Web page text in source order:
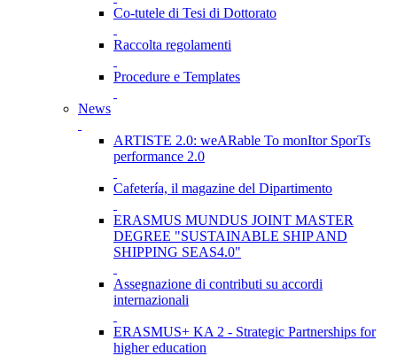
Co-tutele di Tesi di Dottorato
Raccolta regolamenti
Procedure e Templates
News
ARTISTE 2.0: weARable To monItor SporTs
performance 2.0
Cafetería, il magazine del Dipartimento
ERASMUS MUNDUS JOINT MASTER
DEGREE "SUSTAINABLE SHIP AND
SHIPPING SEAS4.0"
Assegnazione di contributi su accordi
internazionali
ERASMUS+ KA 2 - Strategic Partnerships for
higher education